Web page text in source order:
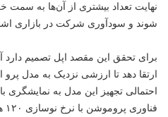
نهایت تعداد بیشتری از آن‌ها به سمت
شوند و سودآوری شرکت در بازاری
برای تحقق این مقصد اپل تصمیم دارد
ارتقا دهد تا ارزشی نزدیک به مدل پرو
احتمالی تجهیز این مدل به نمایشگری با